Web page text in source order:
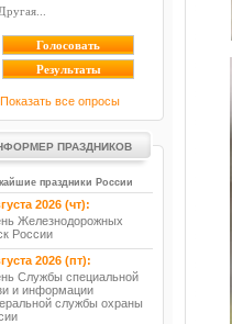
Другая...
Показать все опросы
ПРАЗДНИКОВ
праздники России
2026 (чт):
Железнодорожных
России
2026 (пт):
Службы специальной
и информации
службы охраны